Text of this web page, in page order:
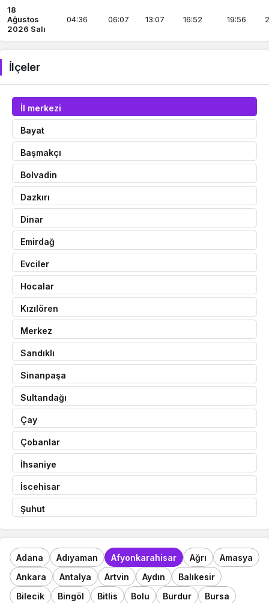
18
Ağustos
2026 Salı
04:36 06:07 13:07 16:52 19:56
İlçeler
İl merkezi
Bayat
Başmakçı
Bolvadin
Dazkırı
Dinar
Emirdağ
Evciler
Hocalar
Kızılören
Merkez
Sandıklı
Sinanpaşa
Sultandağı
Çay
Çobanlar
İhsaniye
İscehisar
Şuhut
Adana Adıyaman Afyonkarahisar Ağrı
Amasya
Ankara
Antalya Artvin Aydın
Balıkesir
Bilecik
Bingöl Bitlis Bolu Burdur
Bursa